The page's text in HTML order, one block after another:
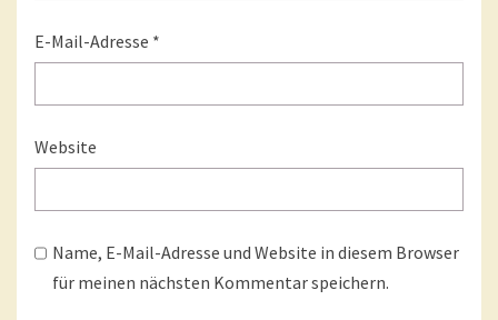
E-Mail-Adresse *
Website
Name, E-Mail-Adresse und Website in diesem Browser
für meinen nächsten Kommentar speichern.